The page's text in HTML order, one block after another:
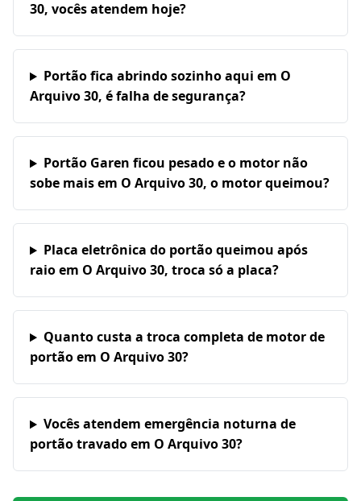
30, vocês atendem hoje?
Portão fica abrindo sozinho aqui em O
Arquivo 30, é falha de segurança?
Portão Garen ficou pesado e o motor não
sobe mais em O Arquivo 30, o motor queimou?
Placa eletrônica do portão queimou após
raio em O Arquivo 30, troca só a placa?
Quanto custa a troca completa de motor de
portão em O Arquivo 30?
Vocês atendem emergência noturna de
portão travado em O Arquivo 30?